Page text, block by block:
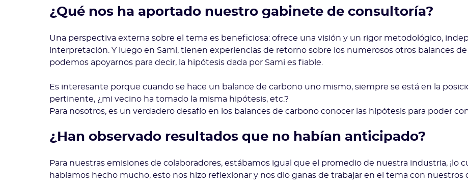
¿Qué nos ha aportado nuestro gabinete de consultoría?
Una perspectiva externa sobre el tema es beneficiosa: ofrece una visión y un rigor metodológico,
interpretación. Y luego en Sami, tienen experiencias de retorno sobre los numerosos otros balances
podemos apoyarnos para decir, la hipótesis dada por Sami es fiable.
Es interesante porque cuando se hace un balance de carbono uno mismo, siempre se está en la
pertinente, ¿mi vecino ha tomado la misma hipótesis, etc.?
Para nosotros, es un verdadero desafío en los balances de carbono conocer las hipótesis para poder
¿Han observado resultados que no habían anticipado?
Para nuestras emisiones de colaboradores, estábamos igual que el promedio de nuestra industria, ¡lo
habíamos hecho mucho, esto nos hizo reflexionar y nos dio ganas de trabajar en el tema con nuestros